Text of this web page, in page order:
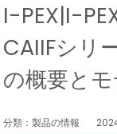
I-PEX|I-
CAIIFシリ
の概要と
分類：製品の情報